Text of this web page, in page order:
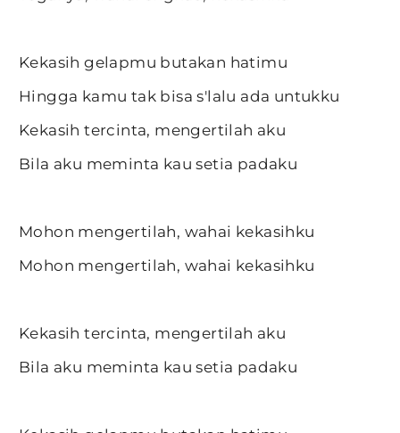
Kekasih gelapmu butakan hatimu
Hingga kamu tak bisa s'lalu ada untukku
Kekasih tercinta, mengertilah aku
Bila aku meminta kau setia padaku
Mohon mengertilah, wahai kekasihku
Mohon mengertilah, wahai kekasihku
Kekasih tercinta, mengertilah aku
Bila aku meminta kau setia padaku